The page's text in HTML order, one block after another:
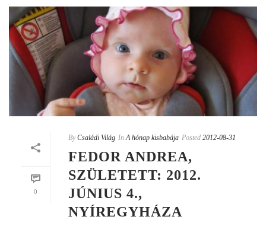
0
By Családi Világ In A hónap kisbabája Posted 2012-08-31
FEDOR ANDREA,
SZÜLETETT: 2012.
JÚNIUS 4.,
NYÍREGYHÁZA